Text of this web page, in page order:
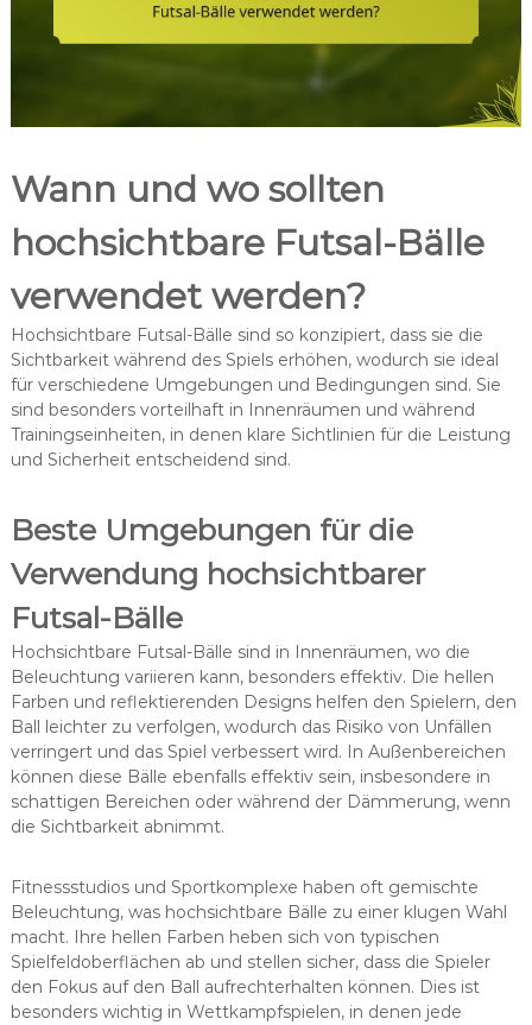
Wann und wo sollten
hochsichtbare Futsal-Bälle
verwendet werden?
Hochsichtbare Futsal-Bälle sind so konzipiert, dass sie die
Sichtbarkeit während des Spiels erhöhen, wodurch sie ideal
für verschiedene Umgebungen und Bedingungen sind. Sie
sind besonders vorteilhaft in Innenräumen und während
Trainingseinheiten, in denen klare Sichtlinien für die Leistung
und Sicherheit entscheidend sind.
Beste Umgebungen für die
Verwendung hochsichtbarer
Futsal-Bälle
Hochsichtbare Futsal-Bälle sind in Innenräumen, wo die
Beleuchtung variieren kann, besonders effektiv. Die hellen
Farben und reflektierenden Designs helfen den Spielern, den
Ball leichter zu verfolgen, wodurch das Risiko von Unfällen
verringert und das Spiel verbessert wird. In Außenbereichen
können diese Bälle ebenfalls effektiv sein, insbesondere in
schattigen Bereichen oder während der Dämmerung, wenn
die Sichtbarkeit abnimmt.
Fitnessstudios und Sportkomplexe haben oft gemischte
Beleuchtung, was hochsichtbare Bälle zu einer klugen Wahl
macht. Ihre hellen Farben heben sich von typischen
Spielfeldoberflächen ab und stellen sicher, dass die Spieler
den Fokus auf den Ball aufrechterhalten können. Dies ist
besonders wichtig in Wettkampfspielen, in denen jede